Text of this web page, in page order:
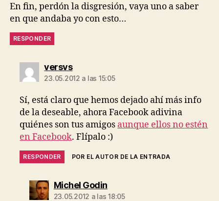
En fin, perdón la disgresión, vaya uno a saber
en que andaba yo con esto…
RESPONDER
versvsdice:
23.05.2012 a las 15:05
Sí, está claro que hemos dejado ahí más info
de la deseable, ahora Facebook adivina
quiénes son tus amigos aunque ellos no estén
en Facebook. Flípalo :)
RESPONDER POR EL AUTOR DE LA ENTRADA
Michel Godindice:
23.05.2012 a las 18:05